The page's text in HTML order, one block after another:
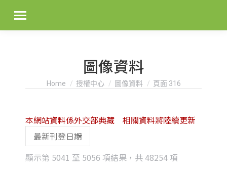
圖像資料
You are here:
Home 授權中心 圖像資料 頁面 316
顯示第 5041 至 5056 項結果，共 48254 項
本網站資料係外交部典藏 相關資料將陸續更新